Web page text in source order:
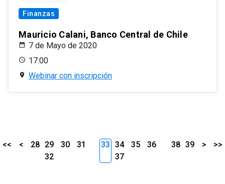
Finanzas
Mauricio Calani, Banco Central de Chile
7 de Mayo de 2020
17:00
Webinar con inscripción
<< < 28 29 30
31
32
33 34 35
36
37
38 39 > >>